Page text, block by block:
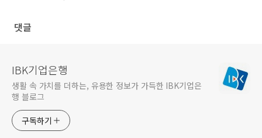
댓글
IBK기업은행
생활 속 가치를 더하는, 유용한 정보가 가득한 IBK기업은
행 블로그
구독하기